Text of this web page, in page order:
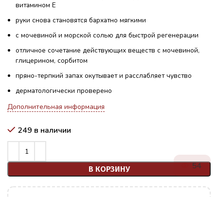
витамином Е
руки снова становятся бархатно мягкими
с мочевиной и морской солью для быстрой регенерации
отличное сочетание действующих веществ с мочевиной,
глицерином, сорбитом
пряно-терпкий запах окутывает и расслабляет чувство
дерматологически проверено
Дополнительная информация
249 в наличии
В КОРЗИНУ 54